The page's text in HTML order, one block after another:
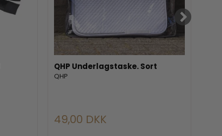
QHP Underlagstaske. Sort
QHP
49,00 DKK